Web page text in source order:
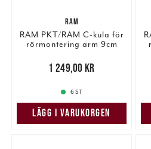
RAM
RAM PKT/RAM C-kula för
rörmontering arm 9cm
1 249,00 kr
1 249,00 kr
6 ST
LÄGG I VARUKORGEN